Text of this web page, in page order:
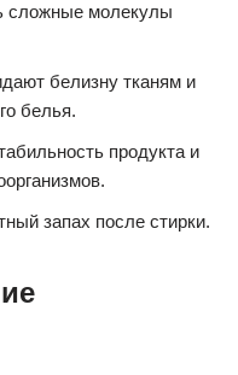
сложные молекулы
белизну тканям и
белья.
продукта и
запах после стирки.